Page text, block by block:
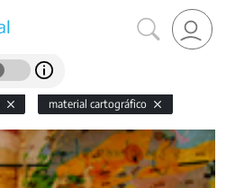
material cartográfico